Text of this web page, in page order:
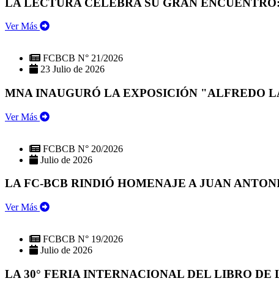
Ver Más
FCBCB N° 21/2026
23 Julio de 2026
MNA INAUGURÓ LA EXPOSICIÓN "ALFREDO
Ver Más
FCBCB N° 20/2026
Julio de 2026
LA FC-BCB RINDIÓ HOMENAJE A JUAN
Ver Más
FCBCB N° 19/2026
Julio de 2026
LA 30° FERIA INTERNACIONAL DEL LIBRO